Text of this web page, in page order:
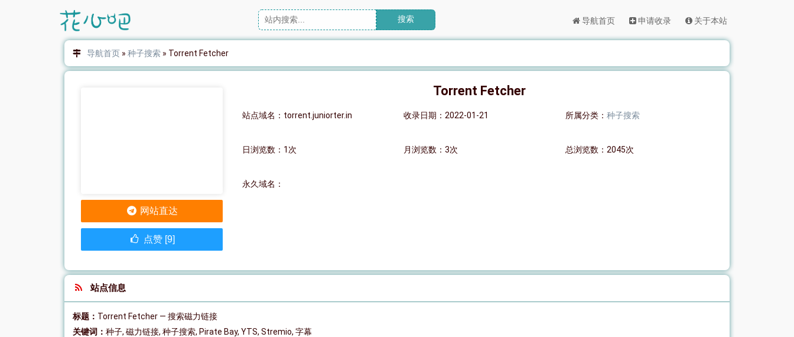
导航首页 申请收录 关于本站
搜索
导航首页» 种子搜索» Torrent Fetcher
Torrent Fetcher
站点域名：torrent.juniorter.in 收录日期：2022-01-21 所属分类： 种子搜索
日浏览数：1次 月浏览数：3次 总浏览数：2045次
永久域名：
网站直达
点赞 [9]
站点信息
标题： Torrent Fetcher — 搜索磁力链接
关键词： 种子, 磁力链接, 种子搜索, Pirate Bay, YTS, Stremio, 字幕